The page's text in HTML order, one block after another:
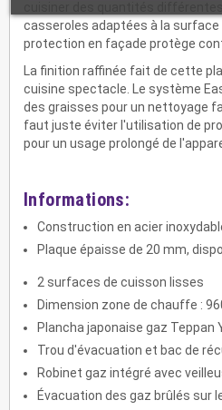
casseroles adaptées à la surface
protection en façade protège
La finition raffinée fait de cette
cuisine spectacle. Le système
des graisses pour un nettoyage
faut juste éviter l'utilisation de
pour un usage prolongé de
Informations:
Construction en acier
Plaque épaisse de 20 mm,
2 surfaces de cuisson lisses
Dimension zone de chauffe :
Plancha japonaise gaz Teppan
Trou d'évacuation et bac de
Robinet gaz intégré avec
Évacuation des gaz brûlés sur